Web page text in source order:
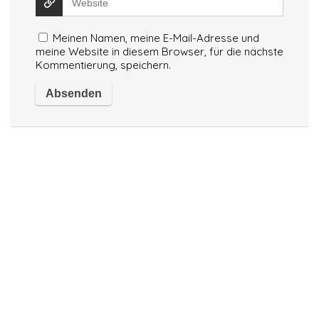
Meinen Namen, meine E-Mail-Adresse und
meine Website in diesem Browser, für die nächste
Kommentierung, speichern.